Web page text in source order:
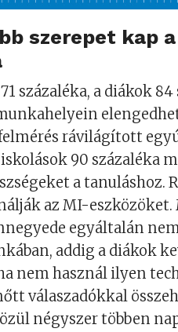
szerepet kap
százaléka, a diákok
rávilágított
90 százaléka
a tanuláshoz.
az MI-
egyáltalán
addig a diákok
nem használ ilyen
válaszadókkal
négyszer többen